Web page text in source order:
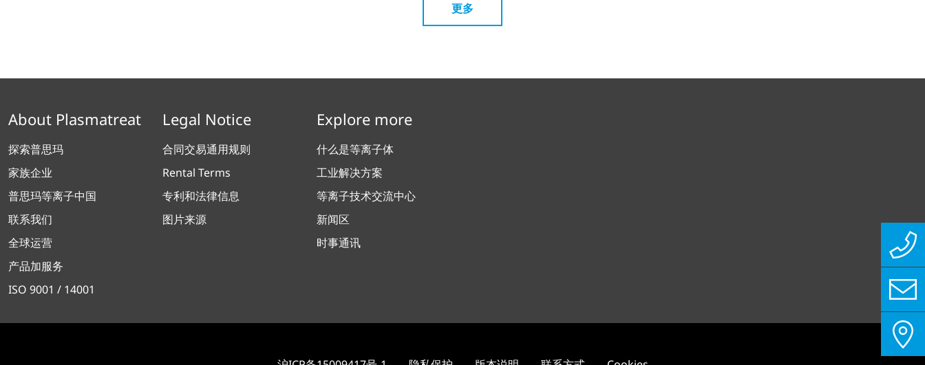
更多
About Plasmatreat
探索普思玛
家族企业
普思玛等离子中国
联系我们
全球运营
产品加服务
ISO 9001 / 14001
Legal Notice
合同交易通用规则
Rental Terms
专利和法律信息
图片来源
Explore more
什么是等离子体
工业解决方案
等离子技术交流中心
新闻区
时事通讯